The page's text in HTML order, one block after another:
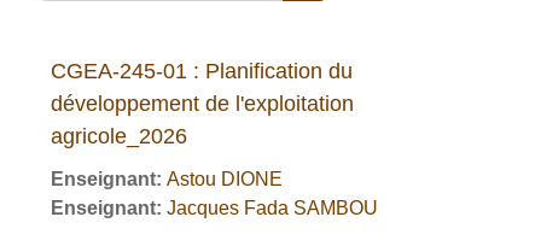
Rechercher des cours
CGEA-245-01 : Planification du
développement de l'exploitation
agricole_2026
Enseignant: Astou DIONE
Enseignant: Jacques Fada SAMBOU